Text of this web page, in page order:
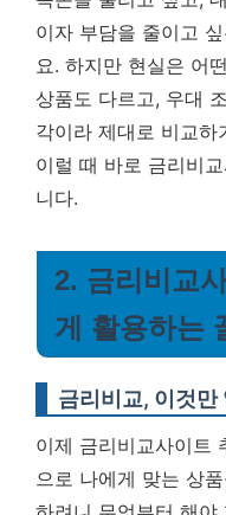
이자 부담을 줄이고
요. 하지만 현실은 어
상품도 다르고, 우대
각이라 제대로 비교
이럴 때 바로 금리비
니다.
2. 금리비교
게 활용하는
금리비교, 이것만
이제 금리비교사이트
으로 나에게 맞는 상